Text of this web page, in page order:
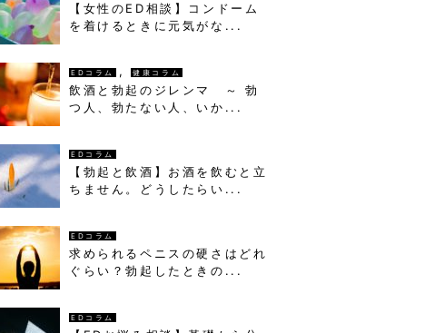
【女性のED相談】コンドーム
を着けるときに元気がな...
EDコラム , 健康コラム
飲酒と勃起のジレンマ ～ 勃
つ人、勃たない人、いか...
EDコラム
【勃起と飲酒】お酒を飲むと立
ちません。どうしたらい...
EDコラム
求められるペニスの硬さはどれ
ぐらい？勃起したときの...
EDコラム